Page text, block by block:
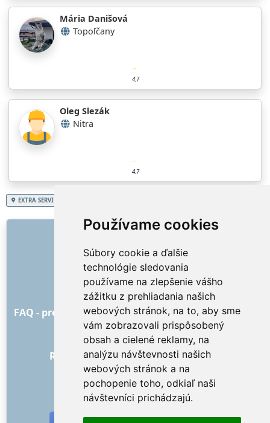
Používame cookies
Súbory cookie a ďalšie
technológie sledovania
používame na zlepšenie vášho
zážitku z prehliadania našich
webových stránok, na to, aby sme
vám zobrazovali prispôsobený
obsah a cielené reklamy, na
analýzu návštevnosti našich
webových stránok a na
pochopenie toho, odkiaľ naši
návštevníci prichádzajú.
Mária Danišová
Topoľčany
4.7
Oleg Slezák
Nitra
4.7
EXTRA SERVICES
ODKAZY
O nás
Ako to všetko začalo
Cenník
Všeobecné obchodné podmienky
FAQ - pre objednávateľa FAQ - pre poskytovateľov
Reklama a marketing
Blog
Recenzie objednávok s hodnotením
Kontakt
SOCIÁLNE SIETE